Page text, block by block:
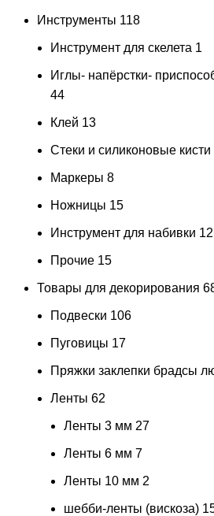
Инструменты 118
Инструмент для скелета 1
Иглы- напёрстки-
44
Клей 13
Стеки и силиконовые кисти
Маркеры 8
Ножницы 15
Инструмент для набивки 12
Прочие 15
Товары для декорирования
Подвески 106
Пуговицы 17
Пряжки заклепки брадсы
Ленты 62
Ленты 3 мм 27
Ленты 6 мм 7
Ленты 10 мм 2
шебби-ленты (вискоза)